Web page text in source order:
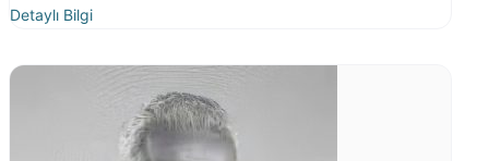
Detaylı Bilgi